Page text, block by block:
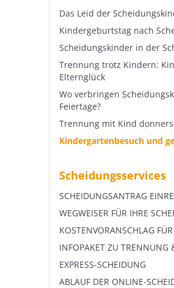
Das Leid der
Kindergeburtstag nach
Scheidungskinder in der
Trennung trotz Kindern:
Elternglück
Wo verbringen
Feiertage?
Trennung mit Kind
Kindergartenbesuch und
Scheidungsservices
SCHEIDUNGSANTRAG
WEGWEISER FÜR IHRE
KOSTENVORANSCHLAG
INFOPAKET ZU TRENNUNG
EXPRESS-SCHEIDUNG
ABLAUF DER ONLINE-